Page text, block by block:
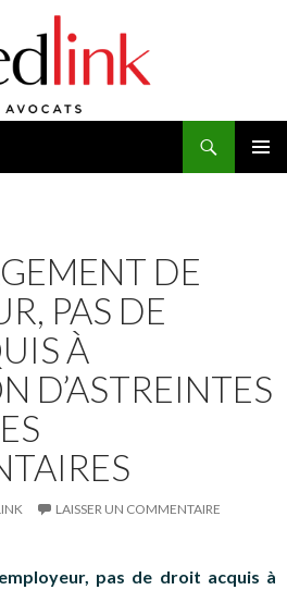
DE
PAS DE
À
D’ASTREINTES
LAISSER UN COMMENTAIRE
pas de droit acquis à